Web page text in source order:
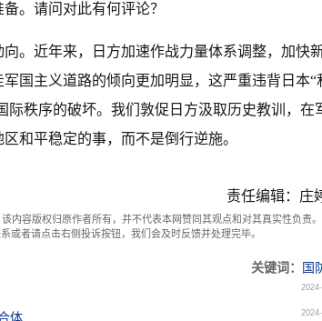
。请问对此有何评论？
。近年来，日方加速作战力量体系调整，加快
国主义道路的倾向更加明显，这严重违背日本“
际秩序的破坏。我们敦促日方汲取历史教训，在
和平稳定的事，而不是倒行逆施。
责任编辑：庄
内容版权归原作者所有，并不代表本网赞同其观点和对其真实性负责
或者请点击右侧投诉按钮，我们会及时反馈并处理完毕。
关键词：
国
体